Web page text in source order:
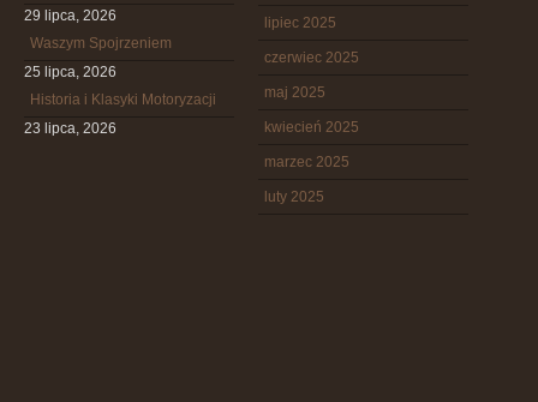
29 lipca, 2026
Waszym Spojrzeniem
25 lipca, 2026
Historia i Klasyki Motoryzacji
23 lipca, 2026
lipiec 2025
czerwiec 2025
maj 2025
kwiecień 2025
marzec 2025
luty 2025